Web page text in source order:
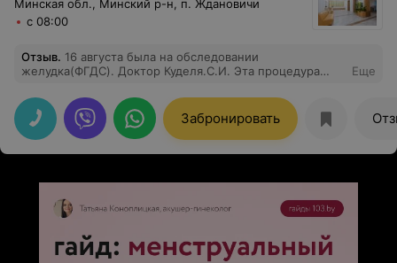
Минская обл., Минский р-н, п. Ждановичи
с 08:00
Отзыв. 16 августа была на обследовании
желудка(ФГДС). Доктор Куделя.С.И. Эта процедура
и его медсестре всё прошло быстро и спокойно.
Огромная благодарность за проявленые чуткость и
доброжелательность.
Еще
Забронировать